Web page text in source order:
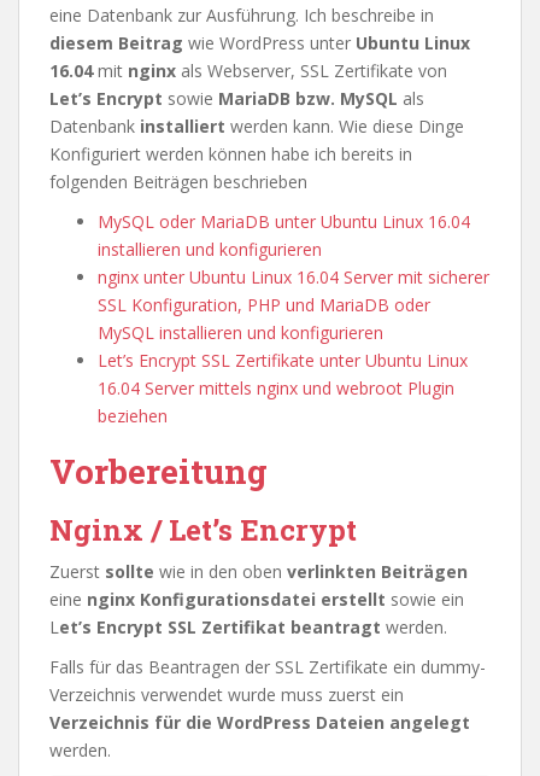
eine Datenbank zur Ausführung. Ich beschreibe in
diesem Beitrag wie WordPress unter Ubuntu Linux
16.04mit nginx als Webserver, SSL Zertifikate von
Let’s Encrypt sowie MariaDB bzw. MySQL als
Datenbank installiert werden kann. Wie diese Dinge
Konfiguriert werden können habe ich bereits in
folgenden Beiträgen beschrieben
MySQL oder MariaDB unter Ubuntu Linux 16.04
installieren und konfigurieren
nginx unter Ubuntu Linux 16.04 Server mit sicherer
SSL Konfiguration, PHP und MariaDB oder
MySQL installieren und konfigurieren
Let’s Encrypt SSL Zertifikate unter Ubuntu Linux
16.04 Server mittels nginx und webroot Plugin
beziehen
Vorbereitung
Nginx / Let’s Encrypt
Zuerst sollte wie in den oben verlinkten Beiträgen
eine nginx Konfigurationsdatei erstellt sowie ein
Let’s Encrypt SSL Zertifikat beantragt werden.
Falls für das Beantragen der SSL Zertifikate ein dummy-
Verzeichnis verwendet wurde muss zuerst ein
Verzeichnis für die WordPress Dateien angelegt
werden.